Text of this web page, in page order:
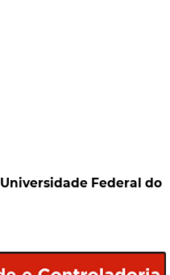
Universidade Federal do